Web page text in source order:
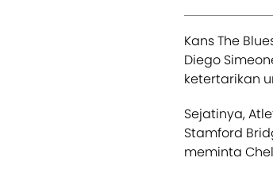
Kans The
Diego
ketertarikan
Sejatinya,
Stamford
meminta